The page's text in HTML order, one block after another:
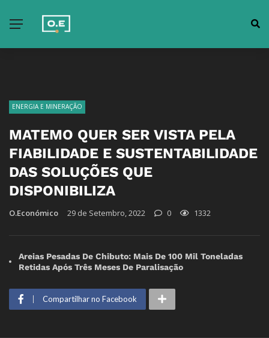
ENERGIA E MINERAÇÃO
MATEMO QUER SER VISTA PELA
FIABILIDADE E SUSTENTABILIDADE
DAS SOLUÇÕES QUE
DISPONIBILIZA
O.Económico 29 de Setembro, 2022 0 1332
Areias Pesadas De Chibuto: Mais De 100 Mil Toneladas
Retidas Após Três Meses De Paralisação
Compartilhar no Facebook